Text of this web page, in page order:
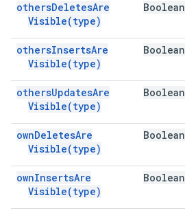
othersDeletesAre
Visible(type)
Boolean
othersInsertsAre
Visible(type)
Boolean
othersUpdatesAre
Visible(type)
Boolean
ownDeletesAre
Visible(type)
Boolean
ownInsertsAre
Visible(type)
Boolean